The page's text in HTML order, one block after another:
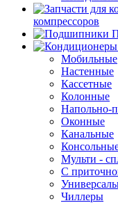
компрессоров
Мобильные
Настенные
Кассетные
Колонные
Напольно-
Оконные
Канальные
Мульти -
С
Чиллеры